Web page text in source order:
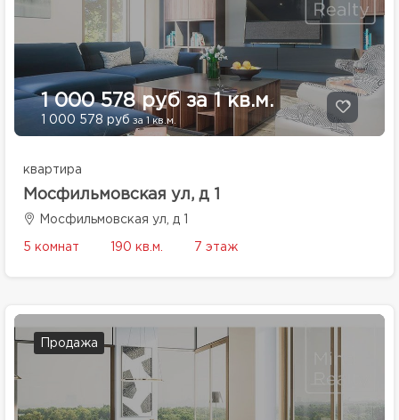
1 000 578 руб за 1 кв.м.
1 000 578 руб за 1 кв.м.
квартира
Мосфильмовская ул, д 1
Мосфильмовская ул, д 1
5 комнат 190 кв.м. 7 этаж
Продажа